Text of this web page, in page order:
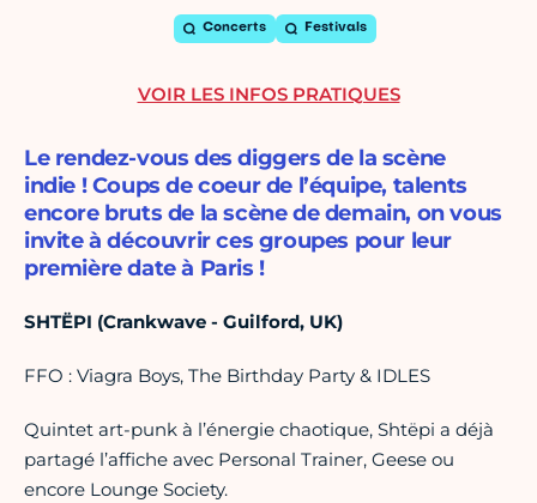
Concerts Festivals
Le rendez-vous des diggers de la scène
indie ! Coups de coeur de l’équipe, talents
encore bruts de la scène de demain, on vous
invite à découvrir ces groupes pour leur
première date à Paris !
SHTËPI (Crankwave - Guilford, UK)
FFO : Viagra Boys, The Birthday Party & IDLES
Quintet art-punk à l’énergie chaotique, Shtëpi a déjà
partagé l’affiche avec Personal Trainer, Geese ou
encore Lounge Society.
VOIR LES INFOS PRATIQUES